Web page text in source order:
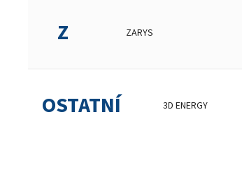
Z ZARYS
OSTATNÍ 3D ENERGY